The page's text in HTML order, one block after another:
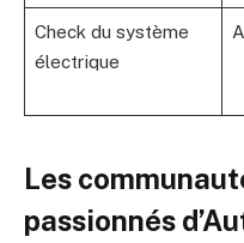
Check du système
électrique
Les
passionnés